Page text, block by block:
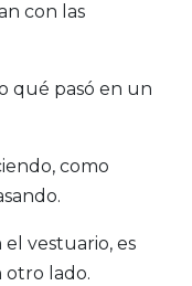
con las
qué pasó en un
como
vestuario, es
lado.